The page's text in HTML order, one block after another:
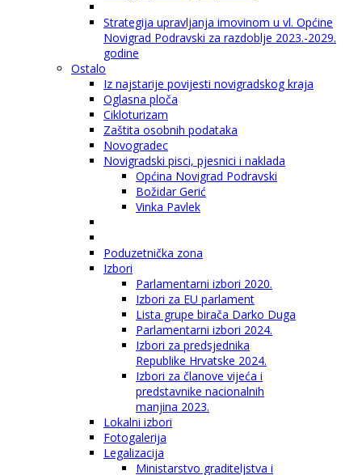
Strategija upravljanja imovinom u vl. Općine
Novigrad Podravski za razdoblje 2023.-2029.
godine
Ostalo
Iz najstarije povijesti novigradskog kraja
Oglasna ploča
Cikloturizam
Zaštita osobnih podataka
Novogradec
Novigradski pisci, pjesnici i naklada
Općina Novigrad Podravski
Božidar Gerić
Vinka Pavlek
Poduzetnička zona
Izbori
Parlamentarni izbori 2020.
Izbori za EU parlament
Lista grupe birača Darko Duga
Parlamentarni izbori 2024.
Izbori za predsjednika
Republike Hrvatske 2024.
Izbori za članove vijeća i
predstavnike nacionalnih
manjina 2023.
Lokalni izbori
Fotogalerija
Legalizacija
Ministarstvo graditeljstva i